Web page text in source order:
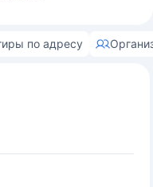
по адресу